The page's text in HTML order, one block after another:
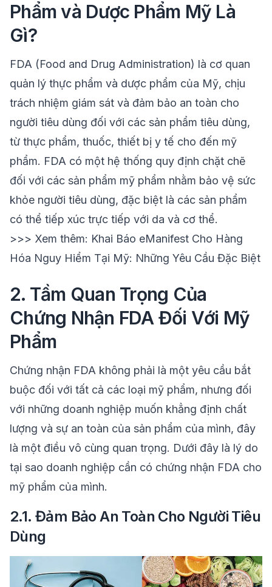
Phẩm và Dược Phẩm Mỹ Là
Gì?
FDA (Food and Drug Administration) là cơ quan
quản lý thực phẩm và dược phẩm của Mỹ, chịu
trách nhiệm giám sát và đảm bảo an toàn cho
người tiêu dùng đối với các sản phẩm tiêu dùng,
từ thực phẩm, thuốc, thiết bị y tế cho đến mỹ
phẩm. FDA có một hệ thống quy định chặt chẽ
đối với các sản phẩm mỹ phẩm nhằm bảo vệ sức
khỏe người tiêu dùng, đặc biệt là các sản phẩm
có thể tiếp xúc trực tiếp với da và cơ thể.
>>> Xem thêm: Khai Báo eManifest Cho Hàng
Hóa Nguy Hiểm Tại Mỹ: Những Yêu Cầu Đặc Biệt
2. Tầm Quan Trọng Của
Chứng Nhận FDA Đối Với Mỹ
Phẩm
Chứng nhận FDA không phải là một yêu cầu bắt
buộc đối với tất cả các loại mỹ phẩm, nhưng đối
với những doanh nghiệp muốn khẳng định chất
lượng và sự an toàn của sản phẩm của mình, đây
là một điều vô cùng quan trọng. Dưới đây là lý do
tại sao doanh nghiệp cần có chứng nhận FDA cho
mỹ phẩm của mình.
2.1. Đảm Bảo An Toàn Cho Người Tiêu
Dùng